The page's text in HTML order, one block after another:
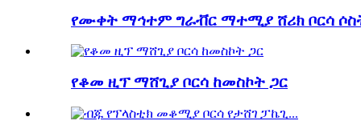
የሙቀት ማኅተም ግራቭር ማተሚያ ሸሪክ ቦርሳ
የቆመ ዚፕ ማሸጊያ ቦርሳ ከመስኮት ጋር